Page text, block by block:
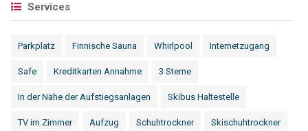
Services
Parkplatz Finnische Sauna Whirlpool Internetzugang
Safe Kreditkarten Annahme 3 Sterne
In der Nähe der Aufstiegsanlagen Skibus Haltestelle
TV im Zimmer Aufzug Schuhtrockner Skischuhtrockner